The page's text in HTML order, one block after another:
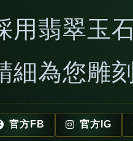
用翡翠玉
細為您雕
官方FB 官方IG